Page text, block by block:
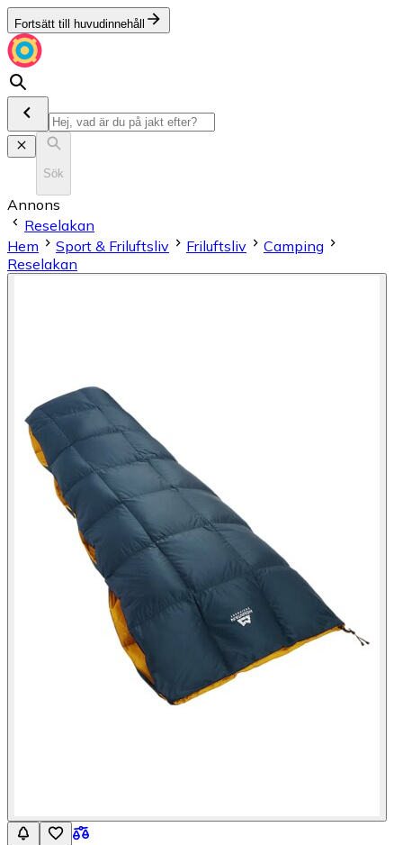
Fortsätt till huvudinnehåll
Sök
Annons
Reselakan
Hem
Sport & Friluftsliv Friluftsliv
Camping
Reselakan